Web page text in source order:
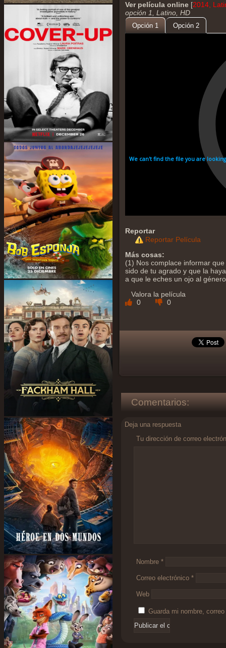
Ver película online [2014,
opción 1, Latino, HD
Opción 1 Opción 2
Reportar
Reportar Película
Más cosas:
(1) Nos complace informar
sido de tu agrado y que la
a que le eches un ojo al
Valora la película
0
0
Comentarios:
Deja una respuesta
Tu dirección de correo
Nombre *
Correo electrónico *
Web
Guarda mi nombre,